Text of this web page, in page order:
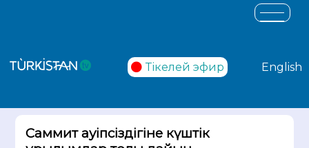
Тікелей эфир English
Саммит қауіпсіздігіне күштік